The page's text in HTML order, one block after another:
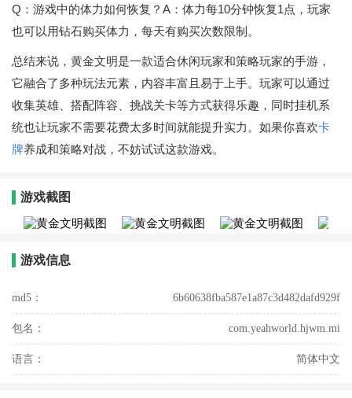
Q：游戏中的体力如何恢复？A：体力每10分钟恢复1点，玩家
也可以用钻石购买体力，每天有购买次数限制。
总结来说，黄金文明是一款适合休闲玩家和策略玩家的手游，
它融合了多种玩法元素，内容丰富且易于上手。玩家可以通过
收集英雄、搭配阵容、挑战关卡等方式获得乐趣，同时挂机系
统也让玩家不需要花费太多时间就能提升实力。如果你喜欢卡
牌养成和策略对战，不妨试试这款游戏。
游戏截图
游戏信息
md5： 6b60638fba587e1a87c3d482dafd929f
包名： com.yeahworld.hjwm.mi
语言： 简体中文